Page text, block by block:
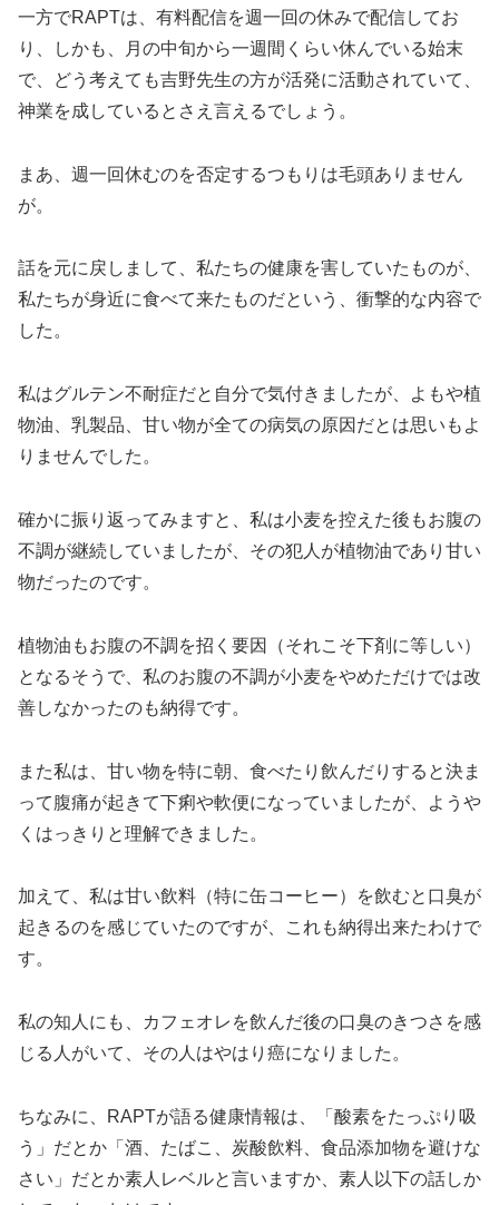
一方でRAPTは、有料配信を週一回の休みで配信してお
り、しかも、月の中旬から一週間くらい休んでいる始末
で、どう考えても吉野先生の方が活発に活動されていて、
神業を成しているとさえ言えるでしょう。
まあ、週一回休むのを否定するつもりは毛頭ありません
が。
話を元に戻しまして、私たちの健康を害していたものが、
私たちが身近に食べて来たものだという、衝撃的な内容で
した。
私はグルテン不耐症だと自分で気付きましたが、よもや植
物油、乳製品、甘い物が全ての病気の原因だとは思いもよ
りませんでした。
確かに振り返ってみますと、私は小麦を控えた後もお腹の
不調が継続していましたが、その犯人が植物油であり甘い
物だったのです。
植物油もお腹の不調を招く要因（それこそ下剤に等しい）
となるそうで、私のお腹の不調が小麦をやめただけでは改
善しなかったのも納得です。
また私は、甘い物を特に朝、食べたり飲んだりすると決ま
って腹痛が起きて下痢や軟便になっていましたが、ようや
くはっきりと理解できました。
加えて、私は甘い飲料（特に缶コーヒー）を飲むと口臭が
起きるのを感じていたのですが、これも納得出来たわけで
す。
私の知人にも、カフェオレを飲んだ後の口臭のきつさを感
じる人がいて、その人はやはり癌になりました。
ちなみに、RAPTが語る健康情報は、「酸素をたっぷり吸
う」だとか「酒、たばこ、炭酸飲料、食品添加物を避けな
さい」だとか素人レベルと言いますか、素人以下の話しか